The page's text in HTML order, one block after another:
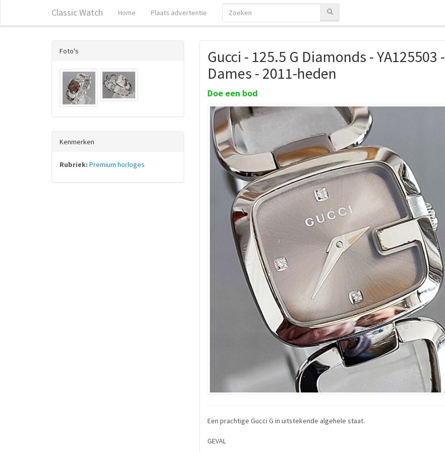
Classic Watch Home Plaats advertentie
Gucci - 125.5 G Diamonds - YA125503 -
Dames - 2011-heden
Doe een bod
Een prachtige Gucci G in uitstekende algehele staat.
GEVAL
Foto's
Kenmerken
Rubriek: Premium horloges